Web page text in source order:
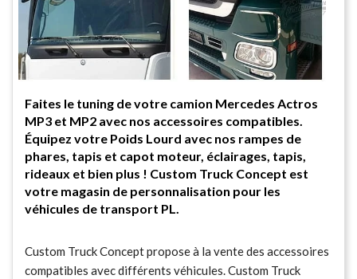
Faites le tuning de votre camion Mercedes Actros
MP3 et MP2 avec nos accessoires compatibles.
Équipez votre Poids Lourd avec nos rampes de
phares, tapis et capot moteur, éclairages, tapis,
rideaux et bien plus ! Custom Truck Concept est
votre magasin de personnalisation pour les
véhicules de transport PL.
Custom Truck Concept propose à la vente des accessoires
compatibles avec différents véhicules. Custom Truck